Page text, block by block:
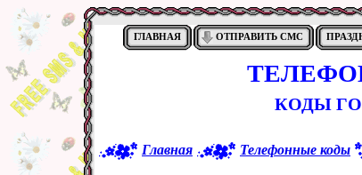
ГЛАВНАЯ ОТПРАВИТЬ СМС
КОДЫ
Главная Телефонные коды